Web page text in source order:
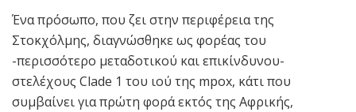
Ένα πρόσωπο, που ζει στην περιφέρεια της
Στοκχόλμης, διαγνώσθηκε ως φορέας του
-περισσότερο μεταδοτικού και επικίνδυνου-
στελέχους Clade 1 του ιού της mpox, κάτι που
συμβαίνει για πρώτη φορά εκτός της Αφρικής,